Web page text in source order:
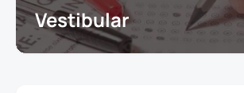
Vestibular